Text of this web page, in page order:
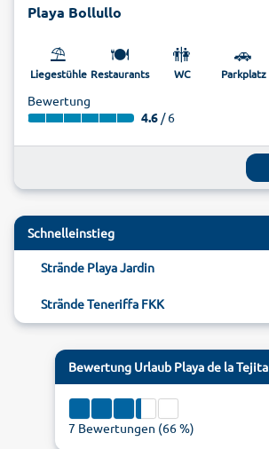
Playa Bollullo
⛱️
Liegestühle
🍽️
Restaurants
🚻
WC
🚗
Parkplatz
Bewertung
4.6 / 6
Schnelleinstieg
Strände Playa Jardin
Strände Teneriffa FKK
Bewertung Urlaub Playa de la Tejita
7 Bewertungen (66%)